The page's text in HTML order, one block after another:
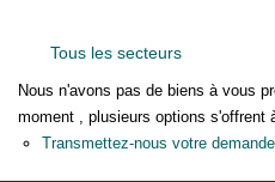
FAIRE
Tous les secteurs
Nous n'avons pas de biens à vous
moment , plusieurs options s'offrent
Transmettez-nous votre demande